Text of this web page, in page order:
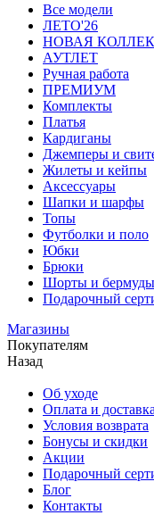
Все модели
ЛЕТО'26
НОВАЯ
АУТЛЕТ
Ручная работа
ПРЕМИУМ
Комплекты
Платья
Кардиганы
Джемперы и
Жилеты и кейпы
Аксессуары
Шапки и шарфы
Топы
Футболки и поло
Юбки
Брюки
Шорты и бермуды
Подарочный
Магазины
Покупателям
Назад
Об уходе
Оплата и
Условия возврата
Бонусы и скидки
Акции
Подарочный
Блог
Контакты